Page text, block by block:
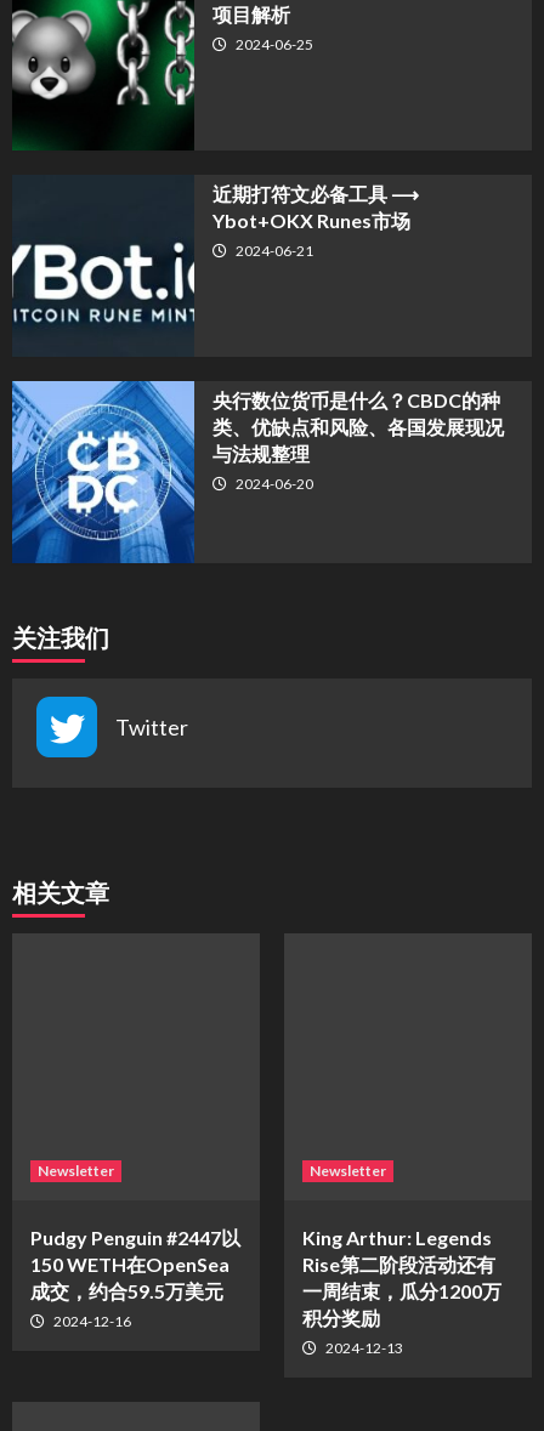
项目解析
2024-06-25
近期打符文必备工具 ⟶
Ybot+OKX Runes市场
2024-06-21
央行数位货币是什么？CBDC的种
类、优缺点和风险、各国发展现况
与法规整理
2024-06-20
关注我们
Twitter
相关文章
Newsletter
Pudgy Penguin #2447以
150 WETH在OpenSea
成交，约合59.5万美元
2024-12-16
Newsletter
King Arthur: Legends
Rise第二阶段活动还有
一周结束，瓜分1200万
积分奖励
2024-12-13